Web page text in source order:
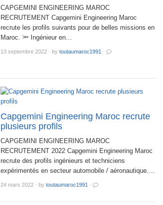
CAPGEMINI ENGINEERING MAROC
RECRUTEMENT Capgemini Engineering Maroc
recrute les profils suivants pour de belles missions en
Maroc. 🔦 Ingénieur en…
13 septembre 2022 · by toutaumaroc1991 ·
Capgemini Engineering Maroc recrute
plusieurs profils
CAPGEMINI ENGINEERING MAROC
RECRUTEMENT 2022 Capgemini Engineering Maroc
recrute des profils ingénieurs et techniciens
expérimentés en secteur automobile / aéronautique.…
24 mars 2022 · by toutaumaroc1991 ·